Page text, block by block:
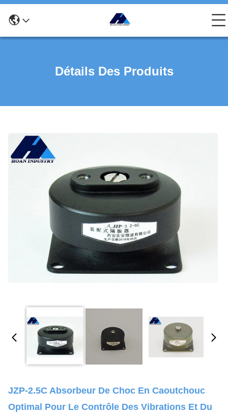
Détails Des Produits
JZP-2.5C Absorbeur De Choc En Caoutchouc
Optimal Pour Le Contrôle Des Vibrations Et Du